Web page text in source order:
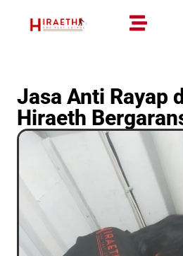
Jasa Anti Rayap
Hiraeth